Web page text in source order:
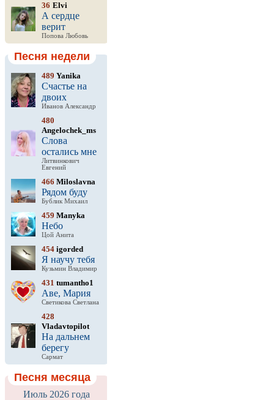
36 Elvi
А сердце
верит
Попова Любовь
Песня недели
489 Yanika
Счастье на
двоих
Иванов Александр
480
Angelochek_ms
Слова
остались мне
Литвинкович
Евгений
466 Miloslavna
Рядом буду
Бублик Михаил
459 Manyka
Небо
Цой Анита
454 igorded
Я научу тебя
Кузьмин Владимир
431 tumantho1
Аве, Мария
Светикова Светлана
428
Vladavtopilot
На дальнем
берегу
Сармат
Песня месяца
Июль 2026 года